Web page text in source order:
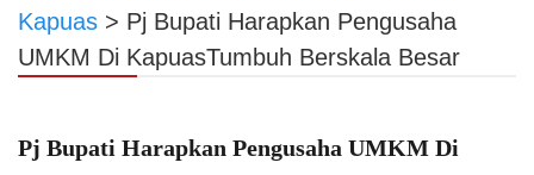
Kapuas > Pj Bupati Harapkan Pengusaha
UMKM Di KapuasTumbuh Berskala Besar
Pj Bupati Harapkan Pengusaha UMKM Di